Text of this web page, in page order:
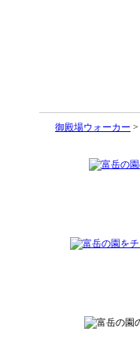
御殿場ウォーカー >